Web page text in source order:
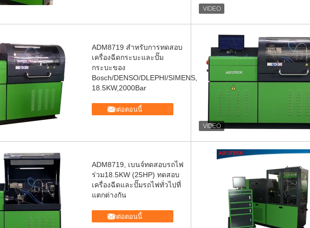
ADM8719 สําหรับการทดสอบ
เครื่องฉีดกระบะและปั๊ม
กระบะของ
Bosch/DENSO/DLEPHI/SIMENS,
18.5KW,2000Bar
ติดต่อตอนนี้
ADM8719, เบนจ์ทดสอบรถไฟ
ร่วม18.5KW (25HP) ทดสอบ
เครื่องฉีดและปั๊มรถไฟทั่วไปที่
แตกต่างกัน
ติดต่อตอนนี้